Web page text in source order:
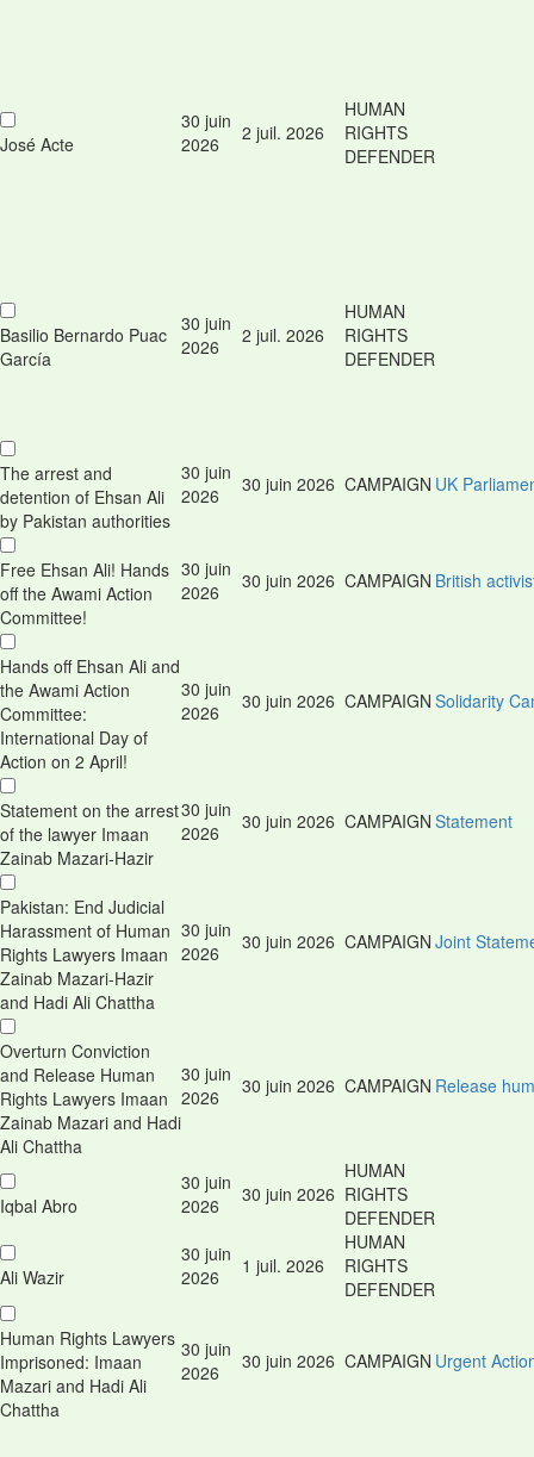
José Acte
30 juin
2026
2 juil. 2026
HUMAN
RIGHTS
DEFENDER
Basilio Bernardo Puac
García
30 juin
2026
2 juil. 2026
HUMAN
RIGHTS
DEFENDER
The arrest and
detention of Ehsan Ali
by Pakistan authorities
30 juin
2026
30 juin 2026 CAMPAIGN UK
Free Ehsan Ali! Hands
off the Awami Action
Committee!
30 juin
2026
30 juin 2026 CAMPAIGN British
Hands off Ehsan Ali and
the Awami Action
Committee:
International Day of
Action on 2 April!
30 juin
2026
30 juin 2026 CAMPAIGN Solidarity
Statement on the arrest
of the lawyer Imaan
Zainab Mazari-Hazir
30 juin
2026
30 juin 2026 CAMPAIGN Statement
Pakistan: End Judicial
Harassment of Human
Rights Lawyers Imaan
Zainab Mazari-Hazir
and Hadi Ali Chattha
30 juin
2026
30 juin 2026 CAMPAIGN Joint
Overturn Conviction
and Release Human
Rights Lawyers Imaan
Zainab Mazari and Hadi
Ali Chattha
30 juin
2026
30 juin 2026 CAMPAIGN Release
Iqbal Abro
30 juin
2026
30 juin 2026
HUMAN
RIGHTS
DEFENDER
Ali Wazir
30 juin
2026
1 juil. 2026
HUMAN
RIGHTS
DEFENDER
Human Rights Lawyers
Imprisoned: Imaan
Mazari and Hadi Ali
Chattha
30 juin
2026
30 juin 2026 CAMPAIGN Urgent